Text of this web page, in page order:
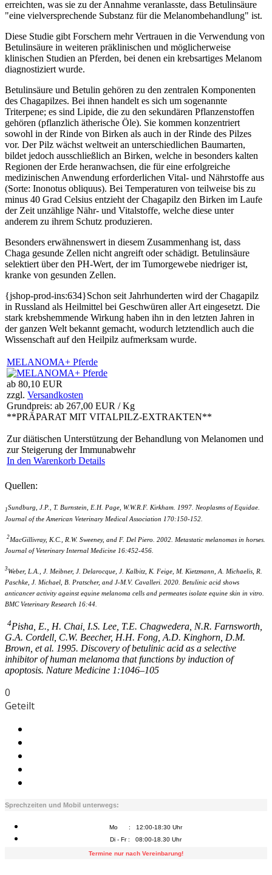
erreichten, was sie zu der Annahme veranlasste, dass Betulinsäure
"eine vielversprechende Substanz für die Melanombehandlung" ist.
Diese Studie gibt Forschern mehr Vertrauen in die Verwendung von
Betulinsäure in weiteren präklinischen und möglicherweise
klinischen Studien an Pferden, bei denen ein krebsartiges Melanom
diagnostiziert wurde.
Betulinsäure und Betulin gehören zu den zentralen Komponenten
des Chagapilzes. Bei ihnen handelt es sich um sogenannte
Triterpene; es sind Lipide, die zu den sekundären Pflanzenstoffen
gehören (pflanzlich ätherische Öle). Sie kommen konzentriert
sowohl in der Rinde von Birken als auch in der Rinde des Pilzes
vor. Der Pilz wächst weltweit an unterschiedlichen Baumarten,
bildet jedoch ausschließlich an Birken, welche in besonders kalten
Regionen der Erde heranwachsen, die für eine erfolgreiche
medizinischen Anwendung erforderlichen Vital- und Nährstoffe aus
(Sorte: Inonotus obliquus). Bei Temperaturen von teilweise bis zu
minus 40 Grad Celsius entzieht der Chagapilz den Birken im Laufe
der Zeit unzählige Nähr- und Vitalstoffe, welche diese unter
anderem zu ihrem Schutz produzieren.
Besonders erwähnenswert in diesem Zusammenhang ist, dass
Chaga gesunde Zellen nicht angreift oder schädigt. Betulinsäure
selektiert über den PH-Wert, der im Tumorgewebe niedriger ist,
kranke von gesunden Zellen.
{jshop-prod-ins:634}Schon seit Jahrhunderten wird der Chagapilz
in Russland als Heilmittel bei Geschwüren aller Art eingesetzt. Die
stark krebshemmende Wirkung haben ihn in den letzten Jahren in
der ganzen Welt bekannt gemacht, wodurch letztendlich auch die
Wissenschaft auf den Heilpilz aufmerksam wurde.
MELANOMA+ Pferde
ab 80,10 EUR
zzgl. Versandkosten
Grundpreis: ab 267,00 EUR / Kg
**PRÄPARAT MIT VITALPILZ-EXTRAKTEN**
Zur diätischen Unterstützung der Behandlung von Melanomen und
zur Steigerung der Immunabwehr
In den Warenkorb Details
Quellen:
1Sundburg, J.P., T. Burnstein, E.H. Page, W.W.R.F. Kirkham. 1997. Neoplasms of Equidae.
Journal of the American Veterinary Medical Association 170:150-152.
2MacGillivray, K.C., R.W. Sweeney, and F. Del Piero. 2002. Metastatic melanomas in horses.
Journal of Veterinary Internal Medicine 16:452-456.
3Weber, L.A., J. Meibner, J. Delarocque, J. Kalbitz, K. Feige, M. Kietzmann, A. Michaelis, R.
Paschke, J. Michael, B. Pratscher, and J-M.V. Cavalleri. 2020. Betulinic acid shows
anticancer activity against equine melanoma cells and permeates isolate equine skin in vitro.
BMC Veterinary Research 16:44.
4Pisha, E., H. Chai, I.S. Lee, T.E. Chagwedera, N.R. Farnsworth,
G.A. Cordell, C.W. Beecher, H.H. Fong, A.D. Kinghorn, D.M.
Brown, et al. 1995. Discovery of betulinic acid as a selective
inhibitor of human melanoma that functions by induction of
apoptosis. Nature Medicine 1:1046–105
0
Geteilt
Sprechzeiten und Mobil unterwegs:
Mo : 12:00-18:30 Uhr
Di - Fr : 08:00-18.30 Uhr
Termine nur nach Vereinbarung!